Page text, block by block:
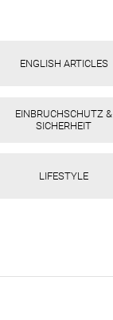
ENGLISH ARTICLES
EINBRUCHSCHUTZ &
SICHERHEIT
LIFESTYLE